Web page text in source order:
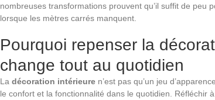
nombreuses transformations prouvent qu’il suffit de peu
lorsque les mètres carrés manquent.
Pourquoi repenser la
change tout au quotidien
La décoration intérieure n’est pas qu’un jeu
le confort et la fonctionnalité dans le quotidien. Réfléchir